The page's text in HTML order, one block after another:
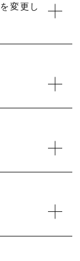
変更し